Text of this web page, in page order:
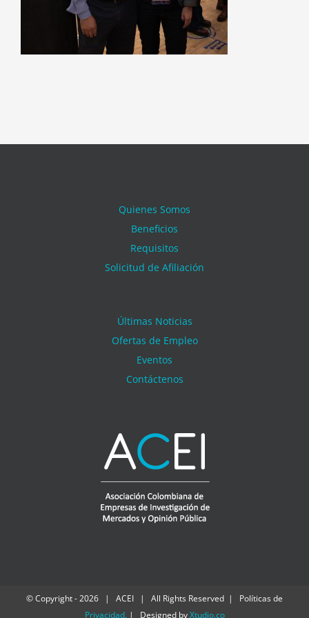
Quienes Somos
Beneficios
Requisitos
Solicitud de Afiliación
Últimas Noticias
Ofertas de Empleo
Eventos
Contáctenos
© Copyright -2026 | ACEI | All Rights Reserved | Políticas de
Privacidad. | Designed byXtudio.co